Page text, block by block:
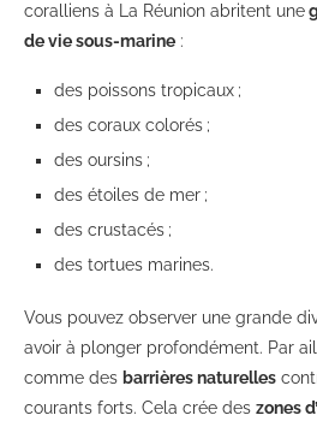
coralliens à La Réunion abritent une
de vie sous-marine :
des poissons tropicaux ;
des coraux colorés ;
des oursins ;
des étoiles de mer ;
des crustacés ;
des tortues marines.
Vous pouvez observer une grande
avoir à plonger profondément. Par
comme des barrières naturelles
courants forts. Cela crée des zones